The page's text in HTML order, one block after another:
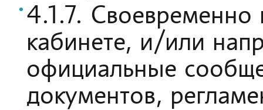
4.1.7.
кабинете, и/или
официальные
документов,